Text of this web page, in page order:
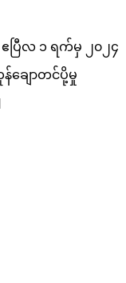
ပြီလ ၁ ရက်မှ ၂၀၂၄
ချောတင်ပို့မှု